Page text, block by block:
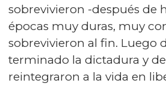
sobrevivieron -después de
épocas muy duras, muy
sobrevivieron al fin. Luego
terminado la dictadura y
reintegraron a la vida en